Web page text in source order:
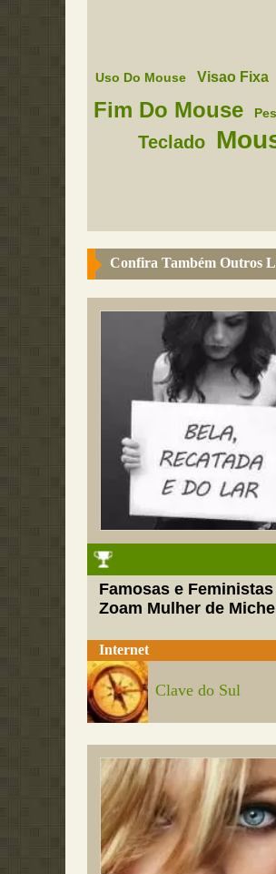
Uso Do Mouse Visao Fixa
Fim Do Mouse Pes
Teclado
Confira Também Outros
Famosas e Feministas
Zoam Mulher de
Internet
Clave do Sul